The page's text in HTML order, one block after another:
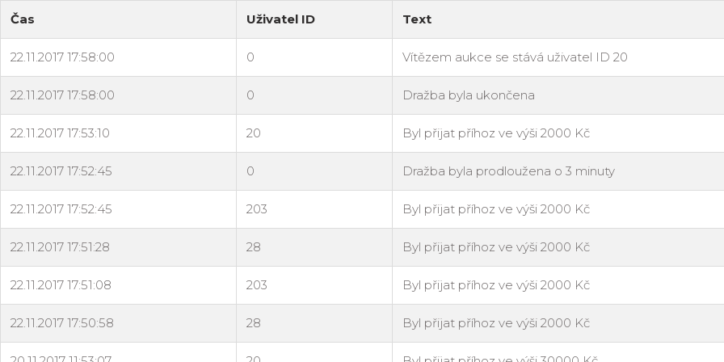
Čas Uživatel ID Text
22.11.2017 17:58:00 0 Vítězem aukce se stává uživatel ID 20
22.11.2017 17:58:00 0 Dražba byla ukončena
22.11.2017 17:53:10 20 Byl přijat příhoz ve výši 2000 Kč
22.11.2017 17:52:45 0 Dražba byla prodloužena o 3 minuty
22.11.2017 17:52:45 203 Byl přijat příhoz ve výši 2000 Kč
22.11.2017 17:51:28 28 Byl přijat příhoz ve výši 2000 Kč
22.11.2017 17:51:08 203 Byl přijat příhoz ve výši 2000 Kč
22.11.2017 17:50:58 28 Byl přijat příhoz ve výši 2000 Kč